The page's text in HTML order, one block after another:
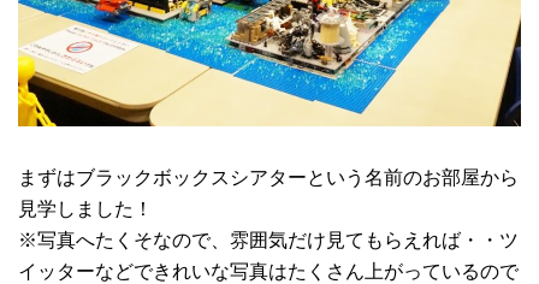
まずはブラックボックスシアターという名前のお部屋から
見学しました！
※写真へたくそなので、雰囲気だけ見てもらえれば・・ツ
イッターなどできれいな写真はたくさん上がっているので